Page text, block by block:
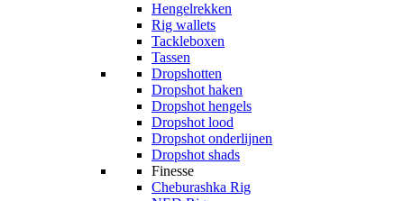
Hengelrekken
Rig wallets
Tackleboxen
Tassen
Dropshotten
Dropshot haken
Dropshot hengels
Dropshot lood
Dropshot onderlijnen
Dropshot shads
Finesse
Cheburashka Rig